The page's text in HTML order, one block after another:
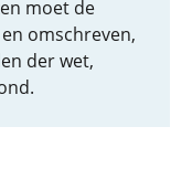
moet de
omschreven,
der wet,